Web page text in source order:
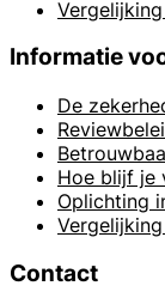
Informatie
De
Hoe blijf je
Oplichting
Contact